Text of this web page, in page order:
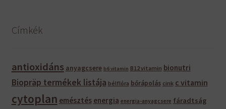
Címkék
antioxidáns anyagcsere b6 vitamin B12 vitamin bionutri
Biopräp termékek listája bélflóra bőrápolás cink c vitamin
cytoplan emésztés energia energia-anyagcsere fáradtság